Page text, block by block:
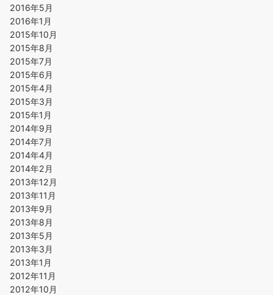
2016年5月
2016年1月
2015年10月
2015年8月
2015年7月
2015年6月
2015年4月
2015年3月
2015年1月
2014年9月
2014年7月
2014年4月
2014年2月
2013年12月
2013年11月
2013年9月
2013年8月
2013年5月
2013年3月
2013年1月
2012年11月
2012年10月